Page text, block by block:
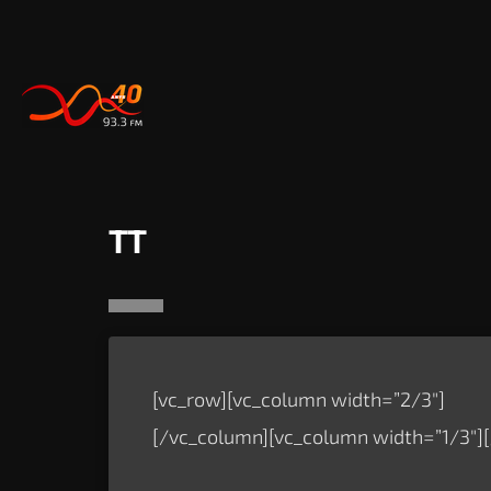
TT
[vc_row][vc_column width=”2/3″]
[/vc_column][vc_column width=”1/